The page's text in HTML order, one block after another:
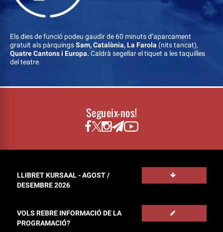
Els dies de funció podeu gaudir de 60 minuts d’aparcament
gratuït als pàrquingsSam, Catalònia, La Farola (nits tancat),
Quatre Cantons i Europa. Caldrà segellar el tiquet a les taquilles
del teatre.
Segueix-nos!
LLIBRET KURSAAL - AGOST /
DESEMBRE 2026
VOLS REBRE INFORMACIÓ DE LA
PROGRAMACIÓ?